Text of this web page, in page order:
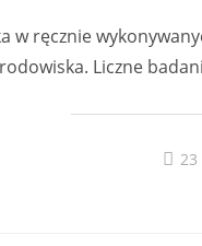
w ręcznie
Liczne
Post
23